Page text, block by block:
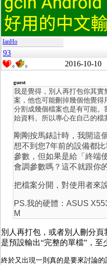
IanHo
93
0 0 2016-10-10
guest
我是覺得，別人再打包你其
案，他也可能刪掉幾個他覺
分割成幾個檔案也是有可能
始資料。所以專心在自己的檔
剛剛按馬錶計時，我開這
想不到您7年前的設備都
參數，但如果是給「終端
會調參數嗎？這不就跟你
把檔案分開，對使用者來
PS.我的硬體：ASUS
M
別人再打包，或者別人刪分
是預設輸出“完整的單檔”，至
終於又出現一則真的是要來討論的